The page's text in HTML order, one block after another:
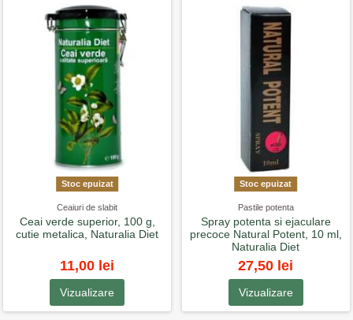
Stoc epuizat
Ceaiuri de slabit
Ceai verde superior, 100 g,
cutie metalica, Naturalia Diet
11,00 lei
Vizualizare
Stoc epuizat
Pastile potenta
Spray potenta si ejaculare
precoce Natural Potent, 10 ml,
Naturalia Diet
27,50 lei
Vizualizare